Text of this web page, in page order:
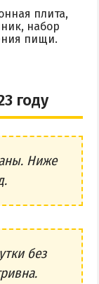
плита,
набор
пищи.
году
Ниже
без